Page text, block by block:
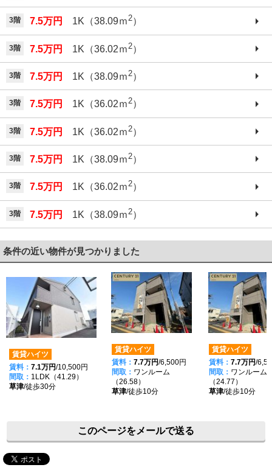
3階 7.5万円 1K（38.09ｍ2）
3階 7.5万円 1K（36.02ｍ 2）
3階 7.5万円 1K（38.09ｍ2）
3階 7.5万円 1K（36.02ｍ2）
3階 7.5万円 1K（36.02ｍ 2）
3階 7.5万円 1K（38.09ｍ2）
3階 7.5万円 1K（36.02ｍ2）
3階 7.5万円 1K（38.09ｍ 2）
条件の近い物件が見つかりました
賃貸ハイツ
賃料： 7.1万円/10,500円
間取： 1LDK（41.29）
草津/徒歩30分
賃貸ハイツ
賃料： 7.7万円/6,500円
間取： ワンルーム
（26.58）
草津/徒歩10分
賃貸ハイツ
賃料： 7.7万円/
間取： ワンルーム
（24.77）
草津/徒歩10分
このページをメールで送る